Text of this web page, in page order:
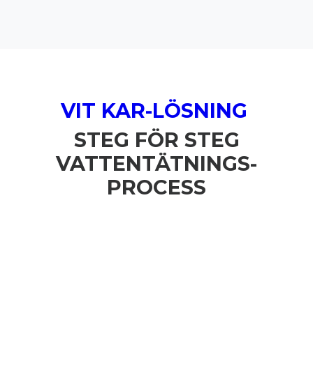
VIT KAR-LÖSNING
STEG FÖR STEG
VATTENTÄTNINGS-
PROCESS